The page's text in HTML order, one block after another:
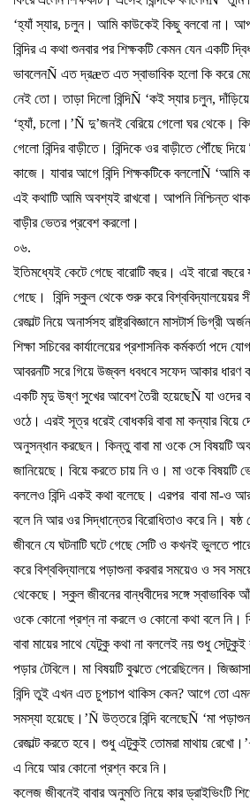
‘হ্যাঁ স্যার, চলুন। আমি কাউকেই কিছু বলবো না।
বিন্দির এ কথা শুনবার পর শিক্ষকটি কেমন যেন একটি
ভাবলেনÑ এত দ্রæত এত স্বাভাবিক হলো কি করে
নেই তো। তাড়া দিলো বিন্দিÑ ‘কই স্যার চলুন,দাঁড়িয়ে
‘হ্যাঁ, চলো। ’Ñ দু’জনই বেরিয়ে গেলো ঘর থেকে।
গেলো বিন্দির বাড়ীতে। বিন্দিকে ওর বাড়ীতে পৌঁছে দিয়ে
কাজে। যাবার আগে বিন্দি শিক্ষকটিকে বললোÑ ‘আমি
এই কথাটি আমি অবশ্যই রাখবো। আপনি নিশ্চিন্ত
বাড়ীর ভেতর প্রবেশ করলো।
০৬.
ইতিমধ্যেই কেটে গেছে বারোটি বছর। এই বারো বছরে
গেছে।
বিন্দি স্কুল থেকে শুরু করে বিশ্ববিদ্যালয়েয়র
রেজাল্ট নিয়ে অনার্সসহ রাষ্ট্রবিজ্ঞানে মাসটার্স ডিগ্রী অর্জন
শিক্ষা সচিবের কার্যালেয়ের প্রশাসনিক কর্মকর্তা পদে
আবরনটি সরে গিয়ে উজ্বল ধবধবে সফেদ আকার ধারণ
একটি মৃদু উষ্ণ সুখের আবেশ তৈরী হয়েছেÑ যা ওদের
ওঠে। এরই সূত্র ধরেই বোধকরি বাবা মা কন্যার বিয়ে
অনুসন্ধান করছেন। কিন্তু বাবা মা ওকে সে বিষয়টি
জানিয়েছে। বিয়ে করতে চায় নি ও। মা ওকে বিষয়টি
বললেও বিন্দি একই কথা বলেছে। এরপর বাবা মা-ও
বলে নি আর ওর সিদ্ধান্তের বিরোধিতাও করে নি। ষষ্ঠ
জীবনে যে ঘটনাটি ঘটে গেছে সেটি ও কখনই ভুলতে
করে বিশ্ববিদ্যালয়ে পড়াশুনা করবার সময়েও ও সব
থেকেছে। স্কুল জীবনের বান্ধবীদের সঙ্গে স্বাভাবিক
ওকে কোনো প্রশ্ন না করলে ও কোনো কথা বলে নি।
বাবা মায়ের সাথে যেটুকু কথা না বললেই নয় শুধু সেটুকুই
পড়ার টেবিলে। মা বিষয়টি বুঝতে পেরেছিলেন।
বিন্দি তুই এখন এত চুপচাপ থাকিস কেন? আগে তো
সমস্যা হয়েছে। ’Ñ উত্তরে বিন্দি বলেছেÑ ‘মা
রেজাল্ট করতে হবে। শুধু এটুকুই তোমরা মাথায় রেখো।
এ নিয়ে আর কোনো প্রশ্ন করে নি।
কলেজ জীবনেই বাবার অনুমতি নিয়ে কার ড্রাইভিংটি